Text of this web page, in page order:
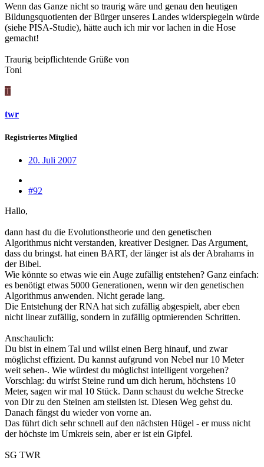
Wenn das Ganze nicht so traurig wäre und genau den heutigen
Bildungsquotienten der Bürger unseres Landes widerspiegeln würde
(siehe PISA-Studie), hätte auch ich mir vor lachen in die Hose
gemacht!
Traurig beipflichtende Grüße von
Toni
T
twr
Registriertes Mitglied
20. Juli 2007
#92
Hallo,
dann hast du die Evolutionstheorie und den genetischen
Algorithmus nicht verstanden, kreativer Designer. Das Argument,
dass du bringst. hat einen BART, der länger ist als der Abrahams in
der Bibel.
Wie könnte so etwas wie ein Auge zufällig entstehen? Ganz einfach:
es benötigt etwas 5000 Generationen, wenn wir den genetischen
Algorithmus anwenden. Nicht gerade lang.
Die Entstehung der RNA hat sich zufällig abgespielt, aber eben
nicht linear zufällig, sondern in zufällig optmierenden Schritten.
Anschaulich:
Du bist in einem Tal und willst einen Berg hinauf, und zwar
möglichst effizient. Du kannst aufgrund von Nebel nur 10 Meter
weit sehen-. Wie würdest du möglichst intelligent vorgehen?
Vorschlag: du wirfst Steine rund um dich herum, höchstens 10
Meter, sagen wir mal 10 Stück. Dann schaust du welche Strecke
von Dir zu den Steinen am steilsten ist. Diesen Weg gehst du.
Danach fängst du wieder von vorne an.
Das führt dich sehr schnell auf den nächsten Hügel - er muss nicht
der höchste im Umkreis sein, aber er ist ein Gipfel.
SG TWR